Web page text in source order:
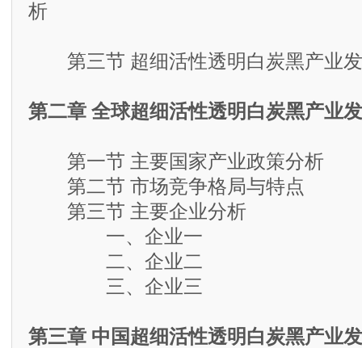
析
第三节 超细活性透明白炭黑产业发
第二章 全球超细活性透明白炭黑产业
第一节 主要国家产业政策分析
第二节 市场竞争格局与特点
第三节 主要企业分析
一、企业一
二、企业二
三、企业三
第三章 中国超细活性透明白炭黑产业